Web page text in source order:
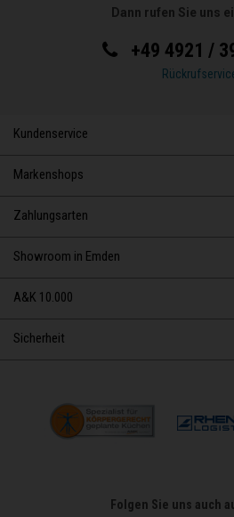
Dann rufen Sie uns
+49 4921 /
Kundenservice
Markenshops
Zahlungsarten
Showroom in Emden
A&K 10.000
Sicherheit
Folgen Sie uns auch